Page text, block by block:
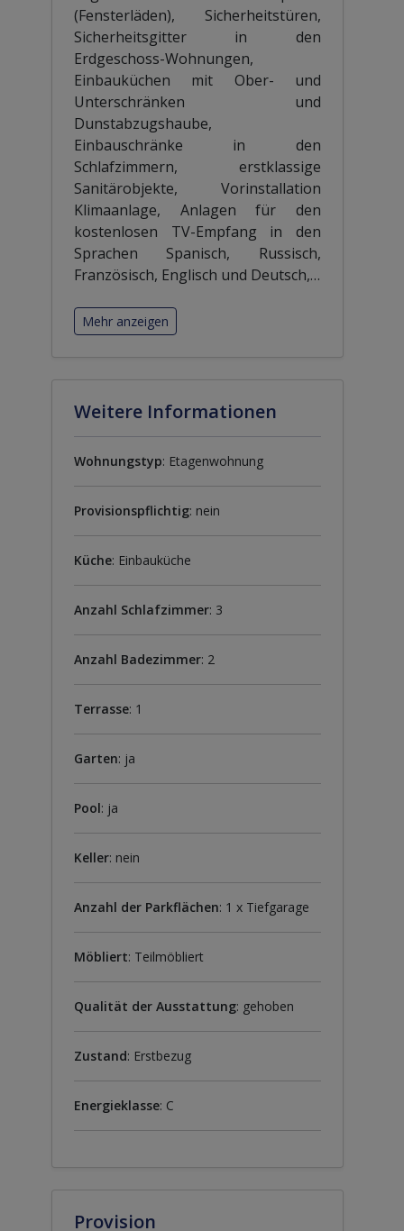
(Fensterläden), Sicherheitstüren,
Sicherheitsgitter in den
Erdgeschoss-Wohnungen,
Einbauküchen mit Ober- und
Unterschränken und
Dunstabzugshaube,
Einbauschränke in den
Schlafzimmern, erstklassige
Sanitärobjekte, Vorinstallation
Klimaanlage, Anlagen für den
kostenlosen TV-Empfang in den
Sprachen Spanisch, Russisch,
Französisch, Englisch und Deutsch,…
Mehr anzeigen
Weitere Informationen
Wohnungstyp: Etagenwohnung
Provisionspflichtig: nein
Küche: Einbauküche
Anzahl Schlafzimmer: 3
Anzahl Badezimmer: 2
Terrasse: 1
Garten: ja
Pool: ja
Keller: nein
Anzahl der Parkflächen: 1 x Tiefgarage
Möbliert: Teilmöbliert
Qualität der Ausstattung: gehoben
Zustand: Erstbezug
Energieklasse: C
Provision